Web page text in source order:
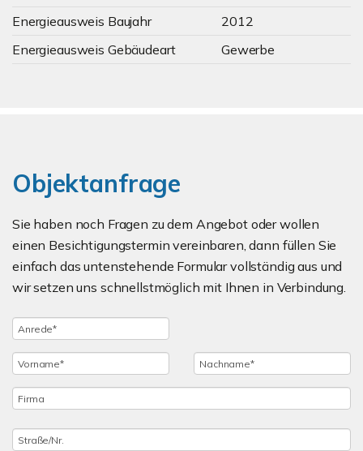
Energieausweis Baujahr
2012
Energieausweis Gebäudeart
Gewerbe
Objektanfrage
Sie haben noch Fragen zu dem Angebot oder wollen
einen Besichtigungstermin vereinbaren, dann füllen Sie
einfach das untenstehende Formular vollständig aus und
wir setzen uns schnellstmöglich mit Ihnen in Verbindung.